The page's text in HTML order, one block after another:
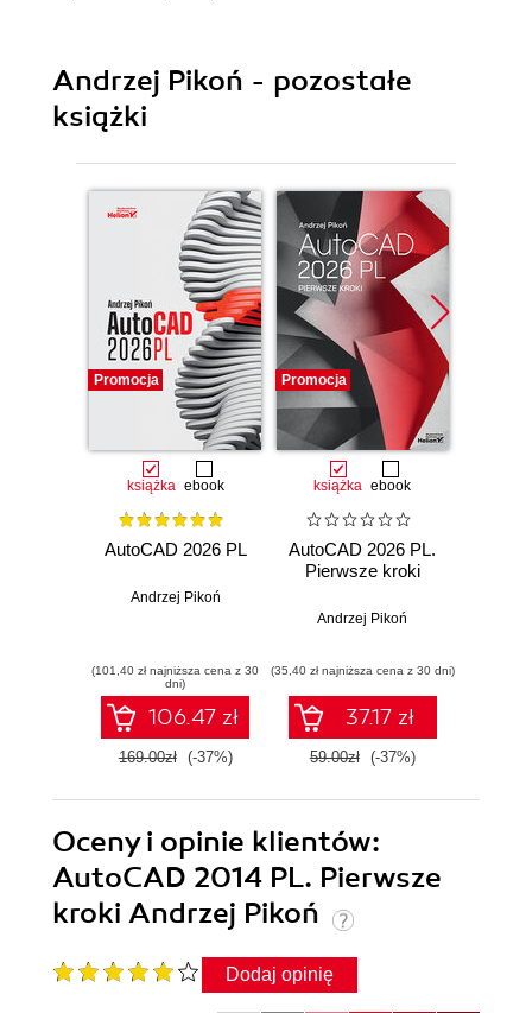
Andrzej Pikoń - pozostałe
książki
Promocja
książka ebook
AutoCAD 2026 PL
Andrzej Pikoń
(101,40 zł najniższa cena z 30
dni)
106.47 zł
169.00zł (-37%)
Promocja
książka ebook
AutoCAD 2026 PL.
Pierwsze kroki
Andrzej Pikoń
(35,40 zł najniższa cena z 30 dni)
37.17 zł
59.00zł (-37%)
Oceny i opinie klientów:
AutoCAD 2014 PL. Pierwsze
kroki Andrzej Pikoń
Dodaj opinię